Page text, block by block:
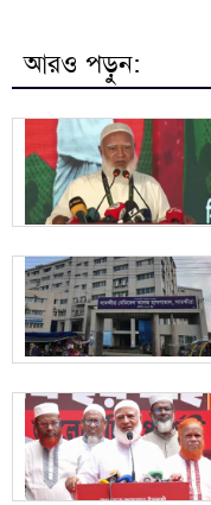
ডন
৯ হাসিনা কাউকে
১০ হাম ও হামের
আরও পড়ুন: